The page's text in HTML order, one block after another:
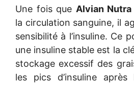
Une fois que Alvian Nutra
la circulation sanguine, il
sensibilité à l’insuline. Ce
une insuline stable est la
stockage excessif des
les pics d’insuline après